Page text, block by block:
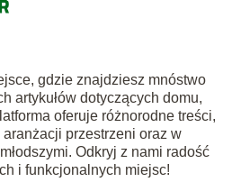
gdzie znajdziesz mnóstwo
artykułów dotyczących domu,
oferuje różnorodne treści,
przestrzeni oraz w
Odkryj z nami radość
i funkcjonalnych miejsc!